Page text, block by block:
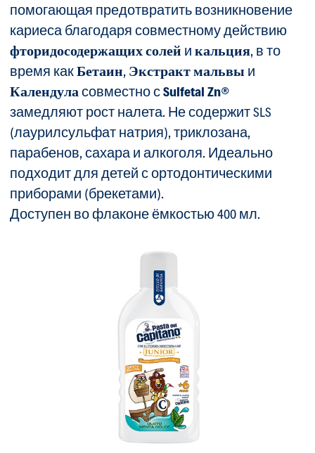
помогающая предотвратить возникновение
кариеса благодаря совместному действию
фторидосодержащих солей икальция, в то
время какБетаин, Экстракт мальвы и
Календула совместно сSulfetal Zn®
замедляют рост налета. Не содержит SLS
(лаурилсульфат натрия), триклозана,
парабенов, сахара и алкоголя. Идеально
подходит для детей с ортодонтическими
приборами (брекетами).
Доступен во флаконе ёмкостью 400 мл.